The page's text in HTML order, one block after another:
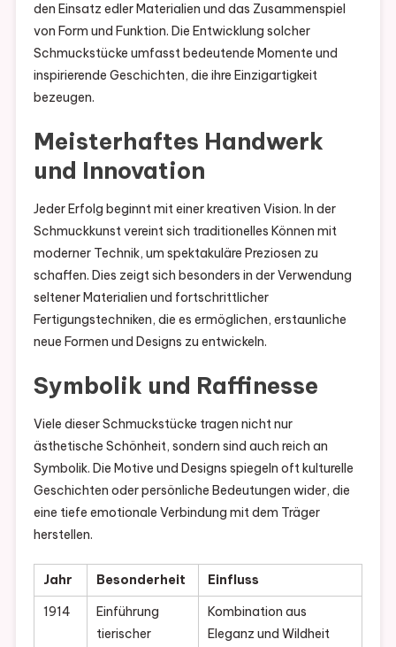
den Einsatz edler Materialien und das Zusammenspiel
von Form und Funktion. Die Entwicklung solcher
Schmuckstücke umfasst bedeutende Momente und
inspirierende Geschichten, die ihre Einzigartigkeit
bezeugen.
Meisterhaftes Handwerk
und Innovation
Jeder Erfolg beginnt mit einer kreativen Vision. In der
Schmuckkunst vereint sich traditionelles Können mit
moderner Technik, um spektakuläre Preziosen zu
schaffen. Dies zeigt sich besonders in der Verwendung
seltener Materialien und fortschrittlicher
Fertigungstechniken, die es ermöglichen, erstaunliche
neue Formen und Designs zu entwickeln.
Symbolik und Raffinesse
Viele dieser Schmuckstücke tragen nicht nur
ästhetische Schönheit, sondern sind auch reich an
Symbolik. Die Motive und Designs spiegeln oft kulturelle
Geschichten oder persönliche Bedeutungen wider, die
eine tiefe emotionale Verbindung mit dem Träger
herstellen.
Jahr Besonderheit
Einfluss
1914
Einführung
tierischer
Kombination aus
Eleganz und Wildheit